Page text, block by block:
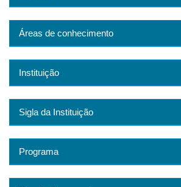
Áreas de conhecimento
Instituição
Sigla da Instituição
Programa